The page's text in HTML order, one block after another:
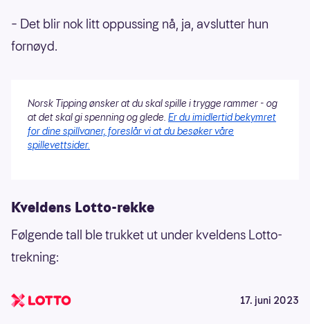
– Det blir nok litt oppussing nå, ja, avslutter hun
fornøyd.
Norsk Tipping ønsker at du skal spille i trygge rammer - og
at det skal gi spenning og glede. Er du imidlertid bekymret
for dine spillvaner, foreslår vi at du besøker våre
spillevettsider.
Kveldens Lotto-rekke
Følgende tall ble trukket ut under kveldens Lotto-
trekning:
17. juni 2023